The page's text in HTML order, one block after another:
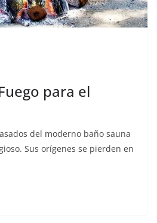
para el
del moderno baño sauna
Sus orígenes se pierden en